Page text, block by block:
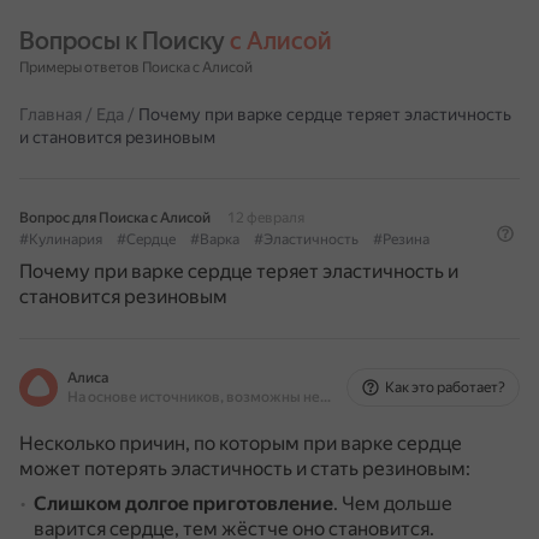
Вопросы к Поиску с Алисой
Примеры ответов Поиска с Алисой
Главная / Еда / Почему при варке сердце теряет эластичность
и становится резиновым
Вопрос для Поиска с Алисой
12 февраля
#Кулинария
#Сердце #Варка #Эластичность #Резина
Почему при варке сердце теряет эластичность и
становится резиновым
Алиса
На основе источников, возможны неточности
Как это работает?
Несколько причин, по которым при варке сердце
может потерять эластичность и стать резиновым:
Слишком долгое приготовление. Чем дольше
варится сердце, тем жёстче оно становится.